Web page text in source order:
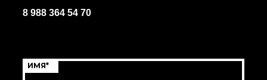
8 988 364 54 70
ИМЯ*